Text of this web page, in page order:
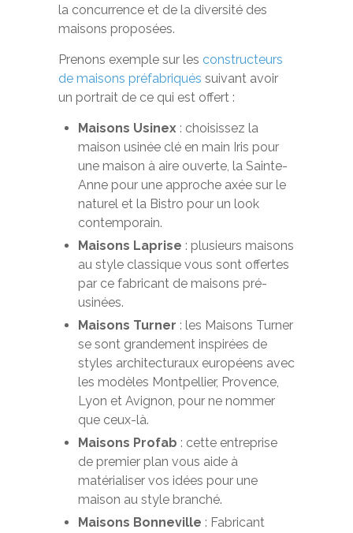
la concurrence et de la diversité des
maisons proposées.
Prenons exemple sur les constructeurs
de maisons préfabriqués suivant avoir
un portrait de ce qui est offert :
Maisons Usinex : choisissez la
maison usinée clé en main Iris pour
une maison à aire ouverte, la Sainte-
Anne pour une approche axée sur le
naturel et la Bistro pour un look
contemporain.
Maisons Laprise : plusieurs maisons
au style classique vous sont offertes
par ce fabricant de maisons pré-
usinées.
Maisons Turner : les Maisons Turner
se sont grandement inspirées de
styles architecturaux européens avec
les modèles Montpellier, Provence,
Lyon et Avignon, pour ne nommer
que ceux-là.
Maisons Profab : cette entreprise
de premier plan vous aide à
matérialiser vos idées pour une
maison au style branché.
Maisons Bonneville : Fabricant